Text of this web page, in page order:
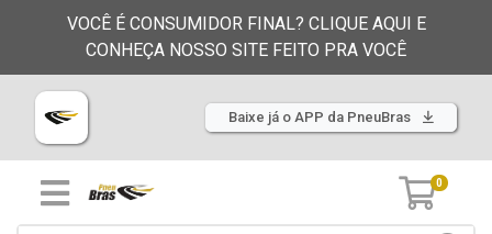
VOCÊ É CONSUMIDOR FINAL? CLIQUE AQUI E
CONHEÇA NOSSO SITE FEITO PRA VOCÊ
Baixe já o APP da PneuBras
0